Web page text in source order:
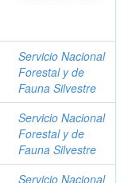
Servicio Nacional
Forestal y de
Fauna Silvestre
Servicio Nacional
Forestal y de
Fauna Silvestre
Servicio Nacional